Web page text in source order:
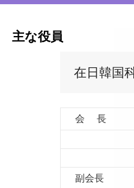
主な役員
在日韓国
会 長
副会長